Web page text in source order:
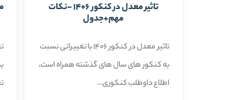
تاثیر معدل در کنکور 1406 -نکات
مهم+جدول
تاثیر معدل در کنکور 1406 با تغییراتی نسبت
به کنکور های سال های گذشته همراه است،
اطلاع داوطلب کنکوری...